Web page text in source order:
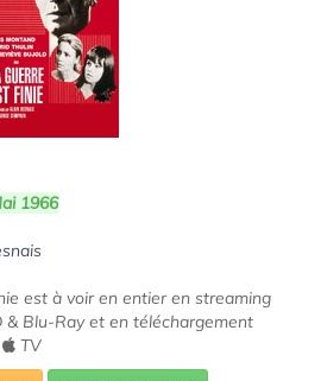
1966
est à voir en entier en streaming
& Blu-Ray et en téléchargement
TV